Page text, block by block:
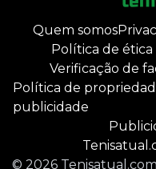
Quem somos
Política de ética
Verificação de
Política de
publicidade
© 2026 Tenisatual.com